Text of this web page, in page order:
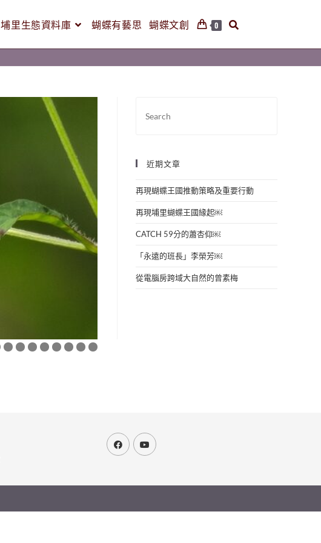
埔里生態資料庫 蝴蝶有藝思 蝴蝶文創 0
近期文章
再現蝴蝶王國推動策略及重要行動
再現埔里蝴蝶王國緣起￼
CATCH 59分的蕭杏仰￼
「永遠的班長」李榮芳￼
從電腦房跨域大自然的曾素梅